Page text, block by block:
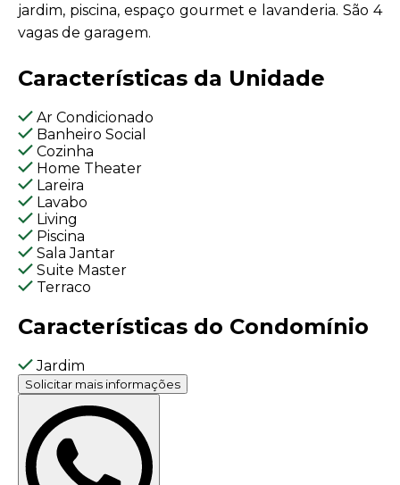
jardim, piscina, espaço gourmet e lavanderia. São 4
vagas de garagem.
Características da Unidade
Ar Condicionado
Banheiro Social
Cozinha
Home Theater
Lareira
Lavabo
Living
Piscina
Sala Jantar
Suite Master
Terraco
Características do Condomínio
Jardim
Solicitar mais informações